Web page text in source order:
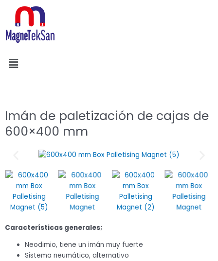
contenido
Menú
Imán de paletización de cajas de
600×400 mm
Características generales;
Neodimio, tiene un imán muy fuerte
Sistema neumático, alternativo